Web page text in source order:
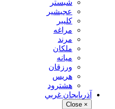
شبستر
عجبشير
كليبر
مراغه
مرند
ملكان
ميانه
ورزقان
هريس
هشترود
آذربايجان غربي
×
Close